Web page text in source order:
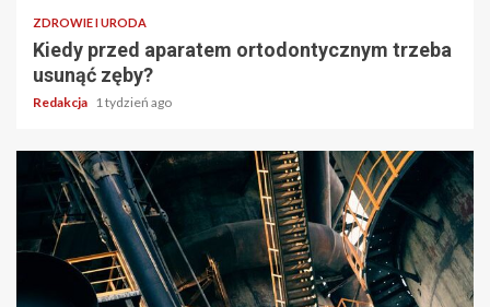
ZDROWIE I URODA
Kiedy przed aparatem ortodontycznym trzeba
usunąć zęby?
Redakcja 1 tydzień ago